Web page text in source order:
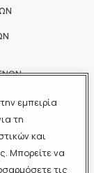
εμπειρία
τη
και
Μπορείτε να
τις